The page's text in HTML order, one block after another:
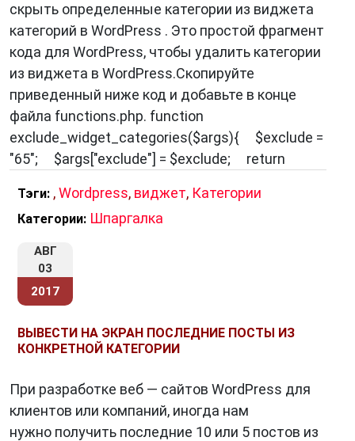
скрыть определенные категории из виджета
категорий в WordPress . Это простой фрагмент
кода для WordPress, чтобы удалить категории
из виджета в WordPress.Скопируйте
приведенный ниже код и добавьте в конце
файла functions.php. function
exclude_widget_categories($args){ $exclude =
"65"; $args["exclude"] = $exclude; return
Тэги: ,Wordpress, виджет, Категории
Категории: Шпаргалка
АВГ
03
2017
ВЫВЕСТИ НА ЭКРАН ПОСЛЕДНИЕ ПОСТЫ ИЗ
КОНКРЕТНОЙ КАТЕГОРИИ
При разработке веб — сайтов WordPress для
клиентов или компаний, иногда нам
нужно получить последние 10 или 5 постов из